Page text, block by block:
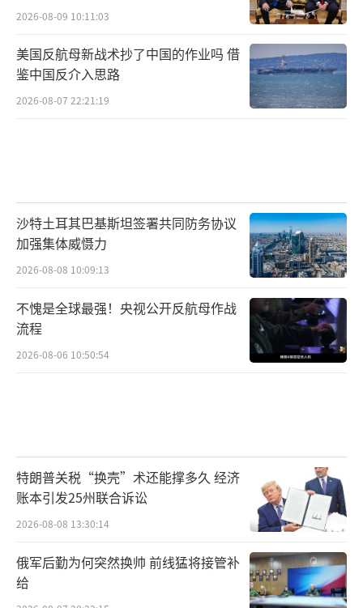
2026-08-09 10:11:03
美国反航母新战术抄了中国的作业吗 借
鉴中国反介入思路
2026-08-07 22:21:19
沙特土耳其巴基斯坦签署共同防务协议
加强集体威慑力
2026-08-08 10:09:13
不愧是全球最强！央视公开反航母作战
流程
2026-08-06 10:50:54
特朗普关税“换壳”术还能撑多久 经济
账本引发25州联合诉讼
2026-08-08 13:30:14
俄军后勤为何突然换帅 前线猛将接管补
给